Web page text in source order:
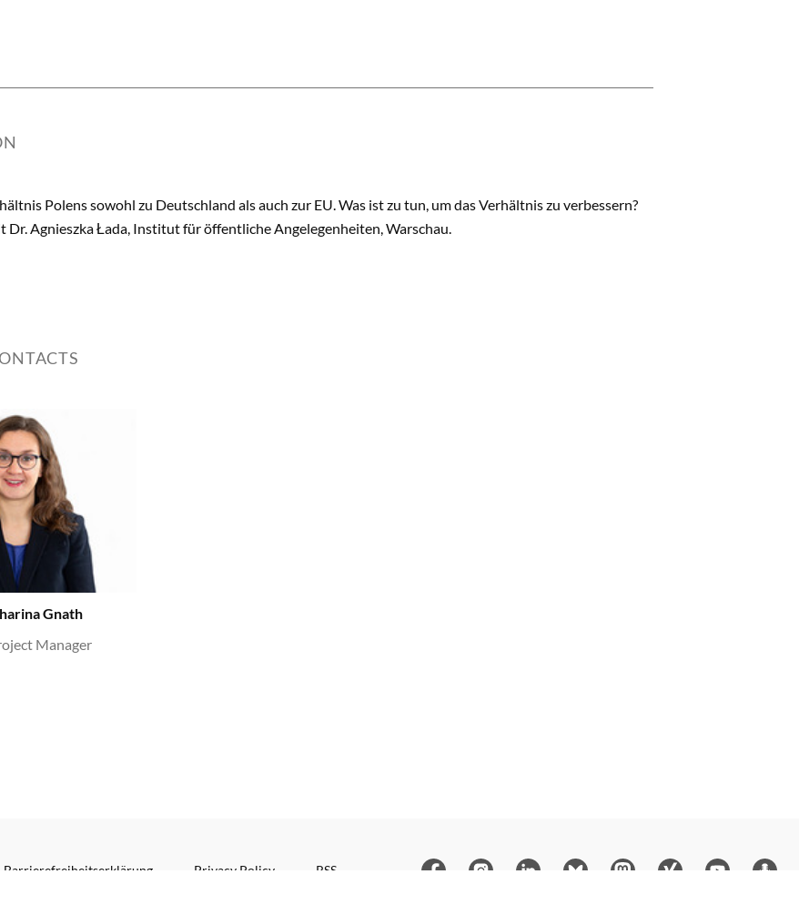
Polens sowohl zu Deutschland als auch zur EU. Was ist zu tun, um das Verhältnis zu verbessern?
Dr. Agnieszka Łada, Institut für öffentliche Angelegenheiten, Warschau.
Gnath
Manager
Barrierefreiheitserklärung Privacy Policy RSS